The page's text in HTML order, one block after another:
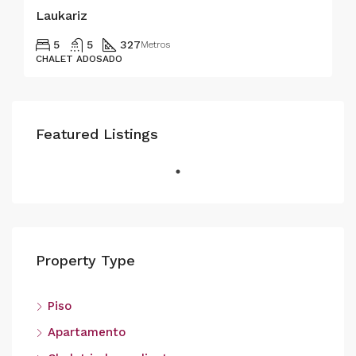
Laukariz
5 5 327Metros
CHALET ADOSADO
Featured Listings
Property Type
Piso
Apartamento